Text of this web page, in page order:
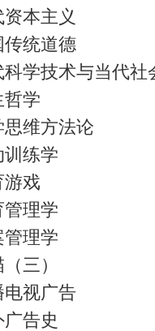
本主义
传统道德
学技术与当代社
哲学
维方法论
训练学
游戏
管理学
管理学
三）
视广告
告史